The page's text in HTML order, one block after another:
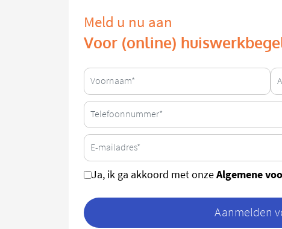
Meld u nu aan
Voor (online)
Ja, ik ga akkoord met onzeAlgemene
Aanmelden